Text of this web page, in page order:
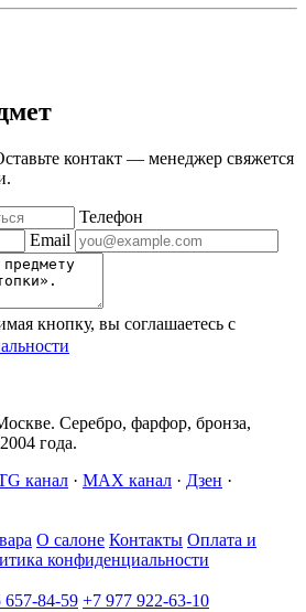
контакт — менеджер свяжется
Телефон
Email
кнопку, вы соглашаетесь с
Серебро, фарфор, бронза,
года.
канал · MAX канал · Дзен ·
О салоне Контакты Оплата и
конфиденциальности
657-84-59 +7 977 922-63-10